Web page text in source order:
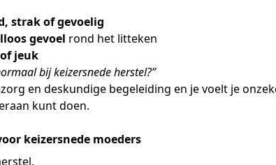
strak of gevoelig
gevoel rond het litteken
jeuk
bij keizersnede herstel?”
en deskundige begeleiding en je voelt je
kunt doen.
keizersnede moeders